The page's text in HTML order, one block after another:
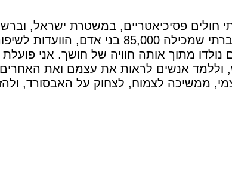
פסיכיאטריים, במשטרת ישראל,
מקומיות, הקמפיינים החברתיים, הקהילה הענקית שצברתי שמכילה 85,000 בני אדם, הוועדות
נולדו מתוך אותה חוויה של חושך. אני פועלת
וללמד אנשים לראות את עצמם ואת האחרים
ממשיכה לצמוח, לצחוק על האבסורד,